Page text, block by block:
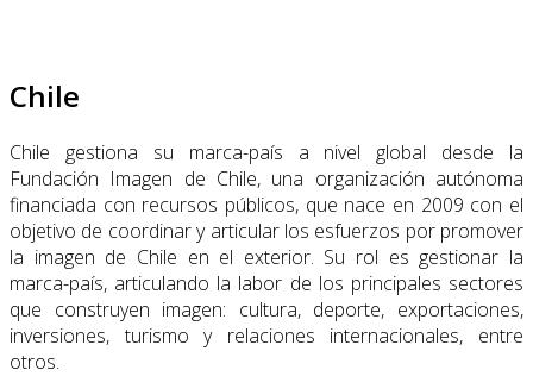
Chile
Chile gestiona su marca-país a nivel global desde la
Fundación Imagen de Chile, una organización autónoma
financiada con recursos públicos, que nace en 2009 con el
objetivo de coordinar y articular los esfuerzos por promover
la imagen de Chile en el exterior. Su rol es gestionar la
marca-país, articulando la labor de los principales sectores
que construyen imagen: cultura, deporte, exportaciones,
inversiones, turismo y relaciones internacionales, entre
otros.